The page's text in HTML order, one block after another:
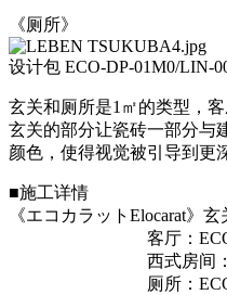
《厕所》
设计包 ECO-DP-01M0/LIN-
玄关和厕所是1㎡的类型，
玄关的部分让瓷砖一部分与
颜色，使得视觉被引导到更
■施工详情
《エコカラットElocarat》
客厅：ECO-DP-
西式房间：ECO-
厕所：ECO-DP-